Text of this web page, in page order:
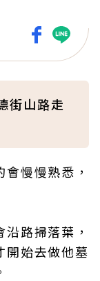
街山路走
慢慢熟悉，
路掃落葉，
開始去做他墓